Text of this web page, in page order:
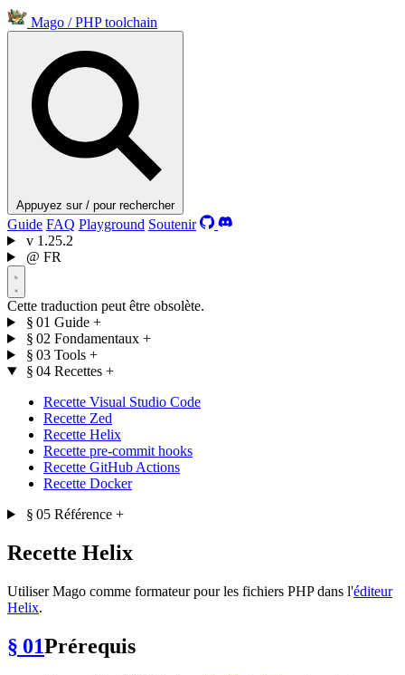
Mago / PHP toolchain
Appuyez sur / pour rechercher
Guide FAQ Playground Soutenir
v 1.25.2
@ FR
Cette traduction peut être obsolète.
§ 01 Guide +
§ 02 Fondamentaux +
§ 03 Tools +
§ 04 Recettes +
Recette Visual Studio Code
Recette Zed
Recette Helix
Recette pre-commit hooks
Recette GitHub Actions
Recette Docker
§ 05 Référence +
Recette Helix
Utiliser Mago comme formateur pour les fichiers PHP dans l'éditeur
Helix.
§ 01Prérequis